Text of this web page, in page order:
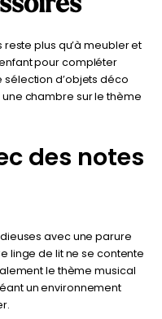
reste plus qu’à meubler et
pour compléter
d’objets déco
chambre sur le thème
des notes
avec une parure
linge de lit ne se contente
le thème musical
un environnement